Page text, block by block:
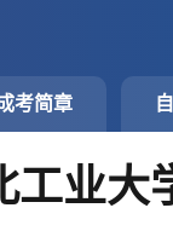
考简章
工业大